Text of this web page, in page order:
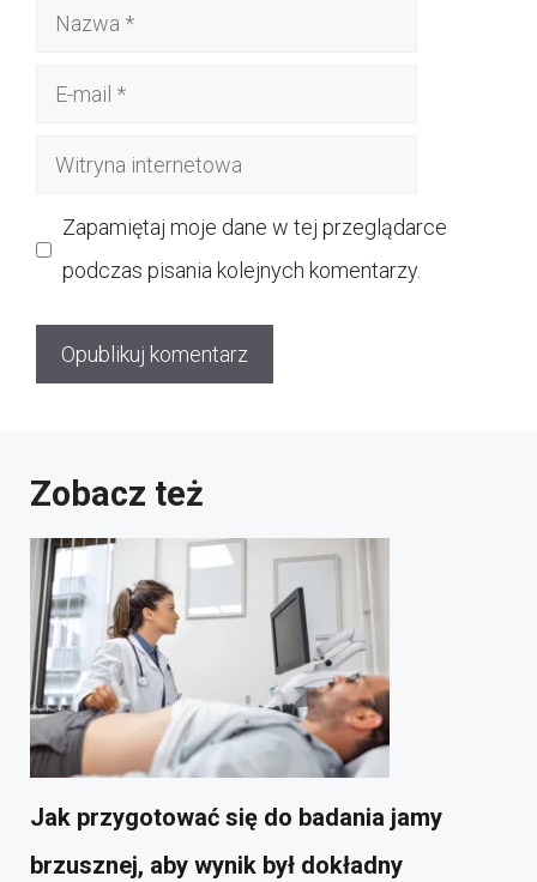
Nazwa
Witryna
Zapamiętaj moje dane w tej przeglądarce
podczas pisania kolejnych komentarzy.
Zobacz też
Jak przygotować się do badania jamy
brzusznej, aby wynik był dokładny